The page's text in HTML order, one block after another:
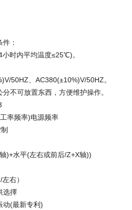
件：
时内平均温度≤25℃)。
50HZ、AC380(±10%)V/50HZ。
不可放置东西，方便维护操作。
率频率)电源频率
)+水平(左右或前后/Z+X轴))
左右）
选擇
动(最新专利)